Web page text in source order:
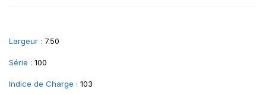
Largeur : 7.50
Série : 100
Indice de Charge : 103